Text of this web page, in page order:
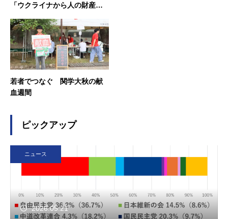
「ウクライナから人の財産が
若者でつなぐ 関学大秋の献
血週間
ピックアップ
ニュース
2026.05.21